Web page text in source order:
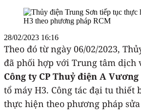
28/02/2023 16:16
Theo đó từ ngày 06/02/2023,
đã phối hợp với Trung tâm dịch
Công ty CP Thuỷ điện A Vương
tổ máy H3. Công tác đại tu thiết
thực hiện theo phương pháp